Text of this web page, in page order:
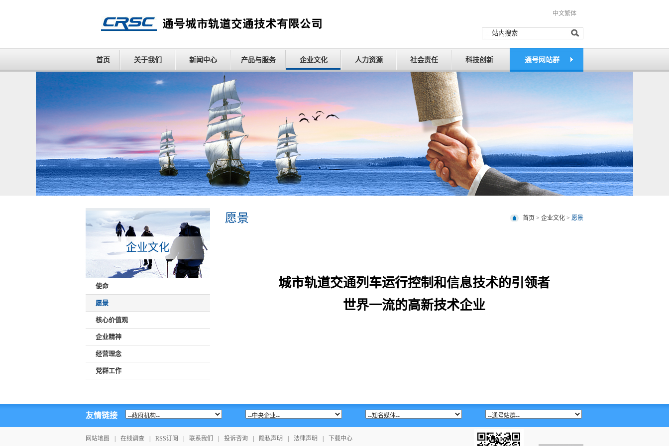
中文繁体
首页 关于我们 新闻中心 产品与服务 企业文化 人力资源 社会责任 科技创新 通号网站群
企业文化
使命
愿景
核心价值观
企业精神
经营理念
党群工作
首页 > 企业文化 > 愿景
愿景
城市轨道交通列车运行控制和信息技术的引领者
世界一流的高新技术企业
友情链接
网站地图 在线调查 RSS订阅 联系我们 投诉咨询 隐私声明 法律声明 下载中心